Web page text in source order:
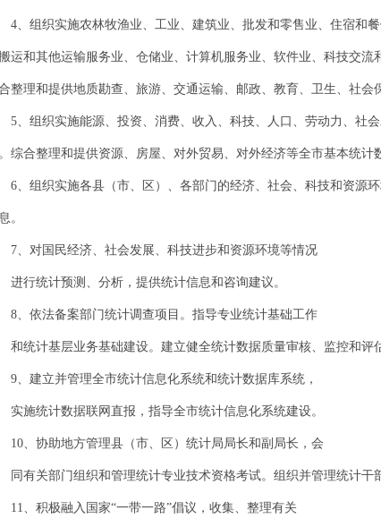
4、组织实施农林牧渔业、工业、建筑业、批发和零售业、住宿和
运和其他运输服务业、仓储业、计算机服务业、软件业、科技交
整理和提供地质勘查、旅游、交通运输、邮政、教育、卫生、社会
5、组织实施能源、投资、消费、收入、科技、人口、劳动力、社
综合整理和提供资源、房屋、对外贸易、对外经济等全市基本统计
6、组织实施各县（市、区）、各部门的经济、社会、科技和资源
。
7、对国民经济、社会发展、科技进步和资源环境等情况
进行统计预测、分析，提供统计信息和咨询建议。
8、依法备案部门统计调查项目。指导专业统计基础工作
和统计基层业务基础建设。建立健全统计数据质量审核、监控和评
9、建立并管理全市统计信息化系统和统计数据库系统，
实施统计数据联网直报，指导全市统计信息化系统建设。
10、协助地方管理县（市、区）统计局局长和副局长，会
同有关部门组织和管理统计专业技术资格考试。组织并管理统计
11、积极融入国家“一带一路”倡议，收集、整理有关